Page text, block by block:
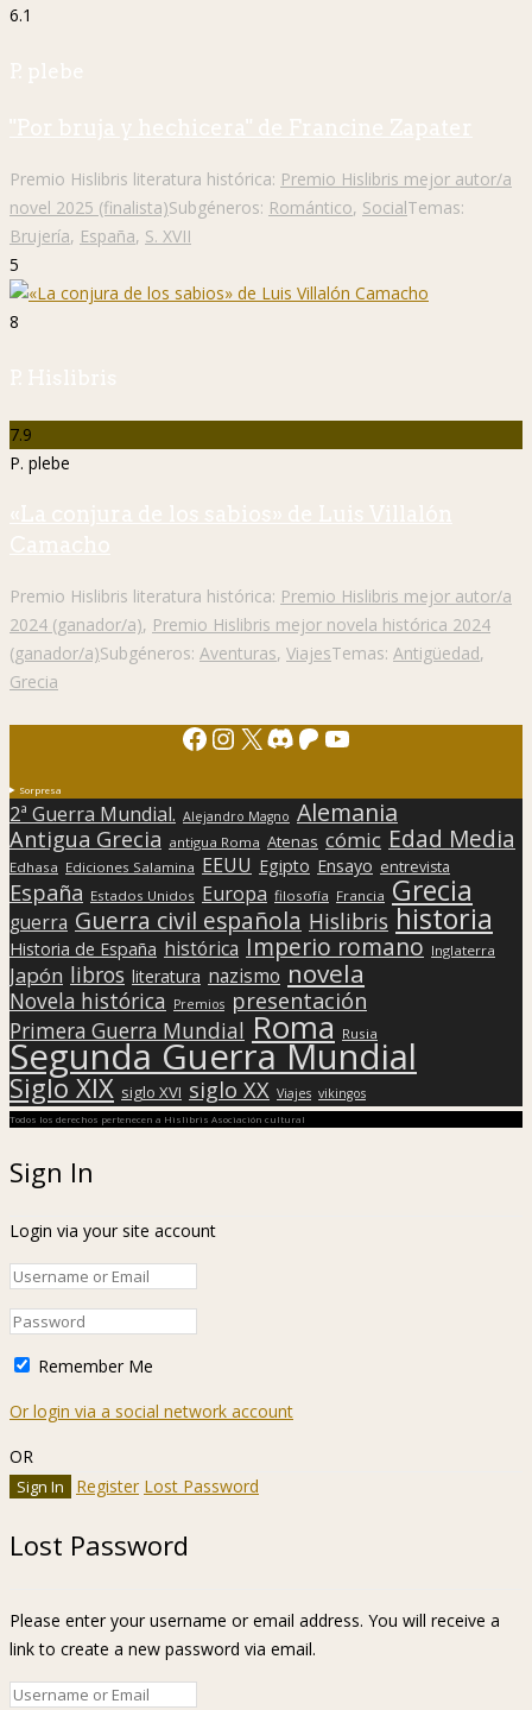
6.1
P. plebe
"Por bruja y hechicera" de Francine Zapater
Premio Hislibris literatura histórica: Premio Hislibris mejor autor/a
novel 2025 (finalista)Subgéneros: Romántico, SocialTemas:
Brujería, España, S. XVII
5
8
P. Hislibris
7.9
P. plebe
«La conjura de los sabios» de Luis Villalón
Camacho
Premio Hislibris literatura histórica: Premio Hislibris mejor autor/a
2024 (ganador/a), Premio Hislibris mejor novela histórica 2024
(ganador/a)Subgéneros: Aventuras, ViajesTemas: Antigüedad,
Grecia
Facebook
Instagram
X Discord
Patreon
YouTube
Sorpresa
2ª Guerra Mundial. Alejandro Magno Alemania
Antigua Grecia antigua Roma Atenas cómic Edad Media
Edhasa Ediciones Salamina EEUU Egipto Ensayo entrevista
España Estados Unidos Europa filosofía Francia Grecia
guerra Guerra civil española Hislibris historia
Historia de España histórica Imperio romano Inglaterra
Japón libros literatura nazismo novela
Novela histórica Premios presentación
Primera Guerra Mundial Roma Rusia
Segunda Guerra Mundial
Siglo XIX siglo XVI siglo XX Viajes vikingos
Todos los derechos pertenecen a Hislibris Asociación cultural
Sign In
Login via your site account
Remember Me
Or login via a social network account
OR
Register Lost Password
Lost Password
Please enter your username or email address. You will receive a
link to create a new password via email.